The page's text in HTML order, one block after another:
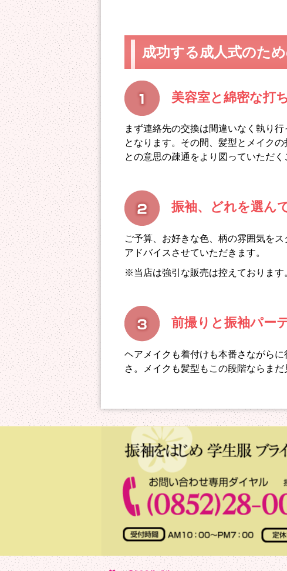
成功する成人式のた
美容室と綿密な打
まず連絡先の交換は間違いなく執り
となります。その間、髪型とメイク
との意思の疎通をより図っていただ
振袖、どれを選ん
ご予算、お好きな色、柄の雰囲気を
アドバイスさせていただきます。
※当店は強引な販売は控えております
前撮りと振袖パー
ヘアメイクも着付けも本番さながら
さ。メイクも髪型もこの段階ならま